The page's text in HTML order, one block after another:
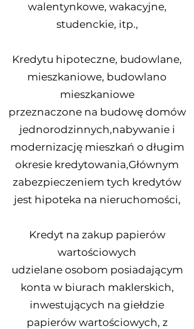
walentynkowe, wakacyjne,
studenckie, itp.,
Kredytu hipoteczne, budowlane,
mieszkaniowe, budowlano
mieszkaniowe
przeznaczone na budowę domów
jednorodzinnych,nabywanie i
modernizację mieszkań o długim
okresie kredytowania,Głównym
zabezpieczeniem tych kredytów
jest hipoteka na nieruchomości,
Kredyt na zakup papierów
wartościowych
udzielane osobom posiadającym
konta w biurach maklerskich,
inwestujących na giełdzie
papierów wartościowych, z